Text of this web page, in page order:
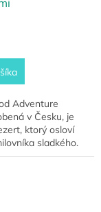
Adventure
v Česku, je
ktorý osloví
sladkého.
z kvalitných,